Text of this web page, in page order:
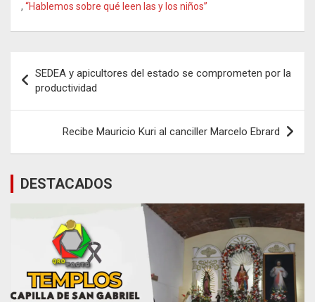
, “Hablemos sobre qué leen las y los niños”
de
entradas
SEDEA y apicultores del estado se comprometen por la
productividad
Recibe Mauricio Kuri al canciller Marcelo Ebrard
DESTACADOS